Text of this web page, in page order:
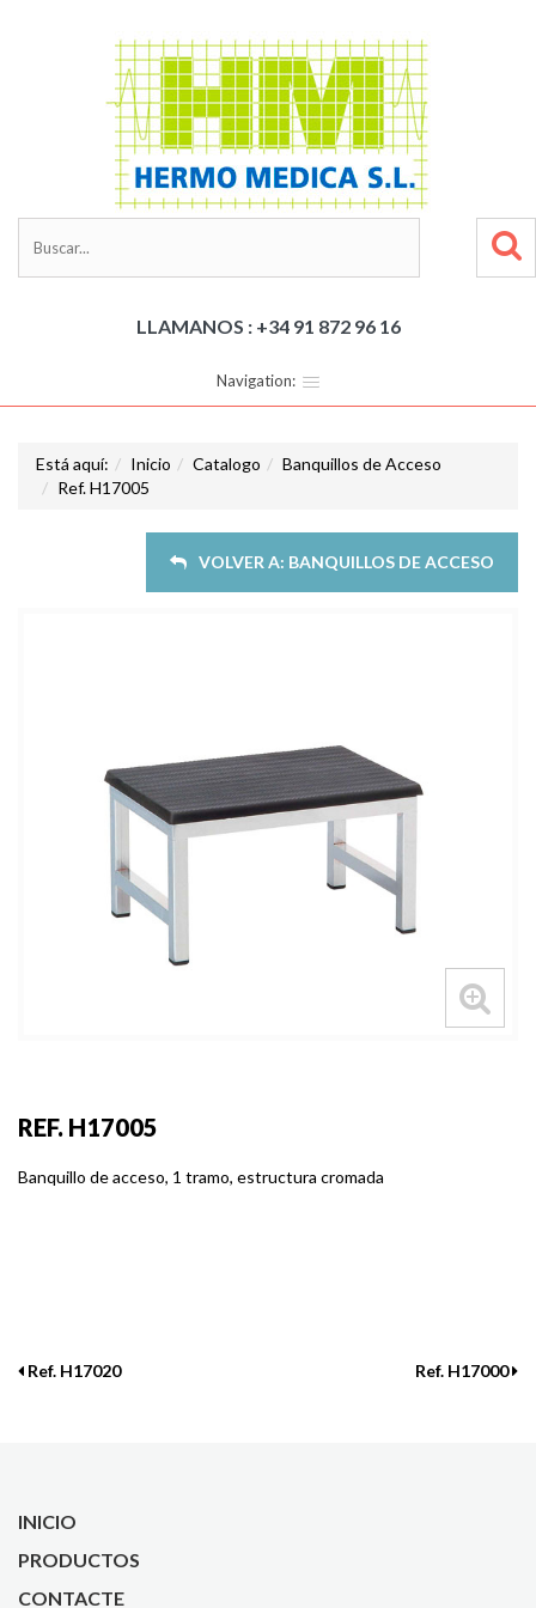
LLAMANOS : +34 91 872 96 16
Navigation:
Está aquí: Inicio Catalogo
Banquillos de Acceso
Ref. H17005
VOLVER A: BANQUILLOS DE ACCESO
REF. H17005
Banquillo de acceso, 1 tramo, estructura cromada
Ref. H17020 Ref. H17000
INICIO
PRODUCTOS
CONTACTE